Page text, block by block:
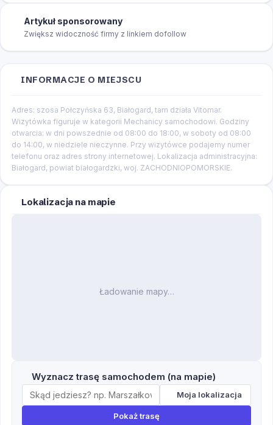
Artykuł sponsorowany
Zwiększ widoczność firmy z linkiem dofollow
INFORMACJE O MIEJSCU
Adres: szosa Połczyńska 63, Białogard, tam działa Vitomar.
Wizytówka figuruje w kategorii Mechanicy samochodowi. Godziny
otwarcia: w dni powszednie od 08:00 do 18:00, w soboty od 08:00
do 14:00, w niedziele nieczynne. Przy wizytówce podajemy numer
telefonu oraz adres strony internetowej. Lokalizacja administracyjna:
Białogard, powiat białogardzki, woj. ZACHODNIOPOMORSKIE.
Lokalizacja na mapie
Ładowanie mapy…
Wyznacz trasę samochodem (na mapie)
Moja lokalizacja
Pokaż trasę